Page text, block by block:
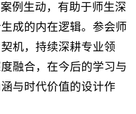
例生动，有助于师生深
成的内在逻辑。参会师
机，持续深耕专业领
融合，在今后的学习与
与时代价值的设计作